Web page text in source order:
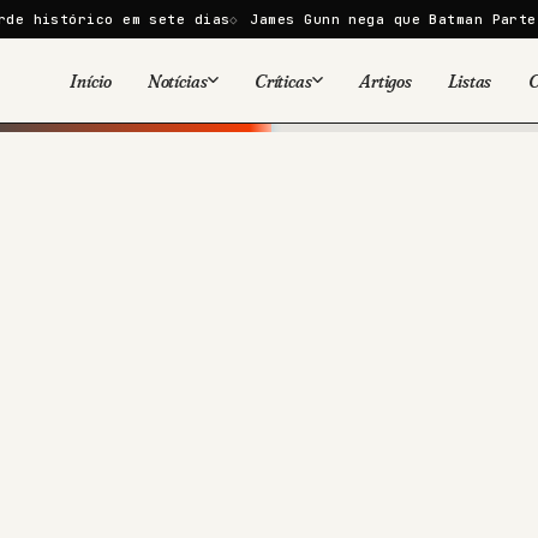
sete dias James Gunn nega que Batman Parte II e
Início Notícias
Viral
Críticas
Cinema
Artigos Listas